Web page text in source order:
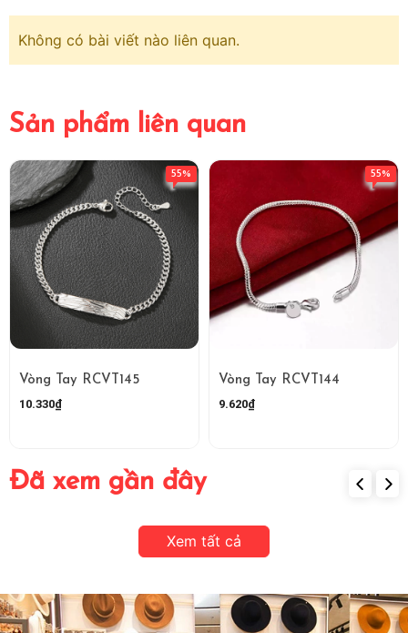
Không có bài viết nào liên quan.
Sản phẩm liên quan
55%
Vòng Tay RCVT145
10.330₫
55%
Vòng Tay RCVT144
9.620₫
Đã xem gần đây
Xem tất cả